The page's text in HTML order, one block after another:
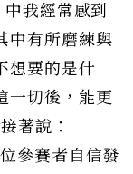
我經常感到
中有所磨練與
想要的是什
一切後，能更
著說：
參賽者自信發